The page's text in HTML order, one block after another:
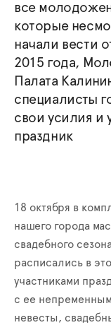
все
которые
начали вести
2015 года,
Палата
специалисты
свои усилия и
праздник
18 октября в
нашего города
свадебного
расписались в
участниками
с ее
невесты,